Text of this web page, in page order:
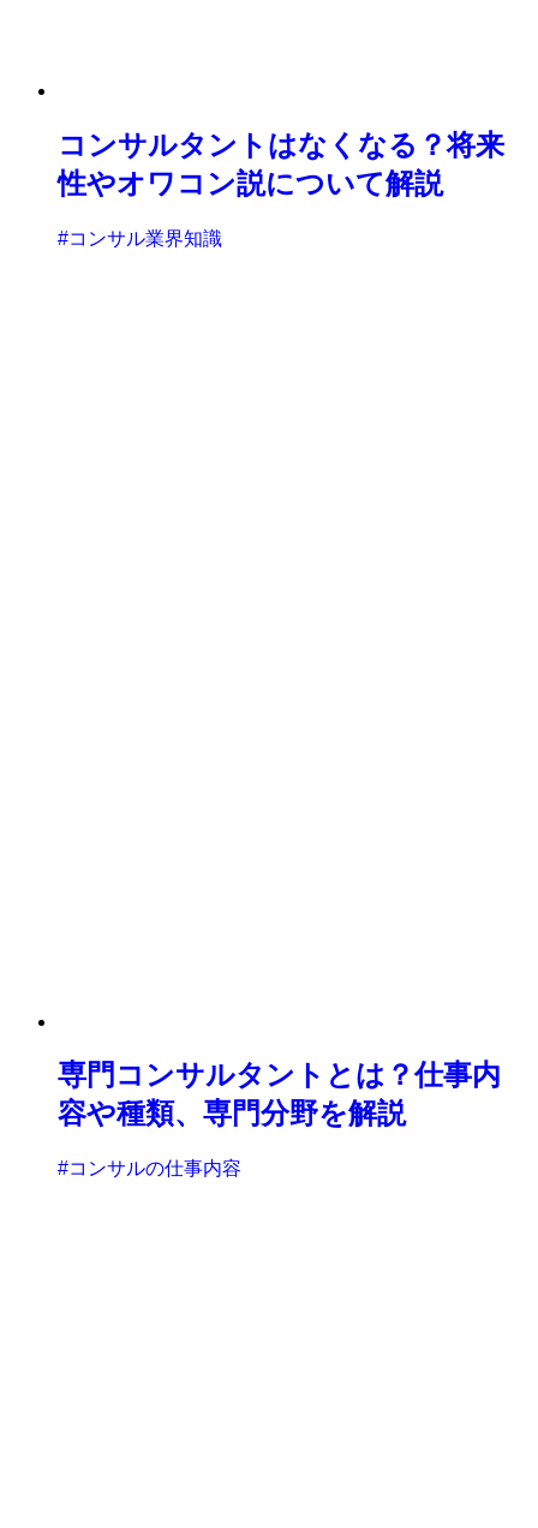
コンサルタントはなくなる？将来
性やオワコン説について解説
#コンサル業界知識
専門コンサルタントとは？仕事内
容や種類、専門分野を解説
#コンサルの仕事内容